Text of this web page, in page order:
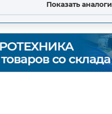
Показать аналоги